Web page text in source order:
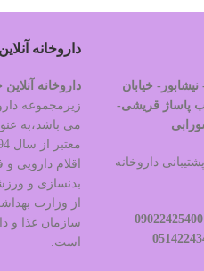
خیابان
پاساژ قریشی-
داروخانه
داروخانه آنلاین
داروخانه آنلاین
زیرمجموعه
می باشد،به
اقلام
بدنسازی و
از وزارت
سازمان غذا و
است.